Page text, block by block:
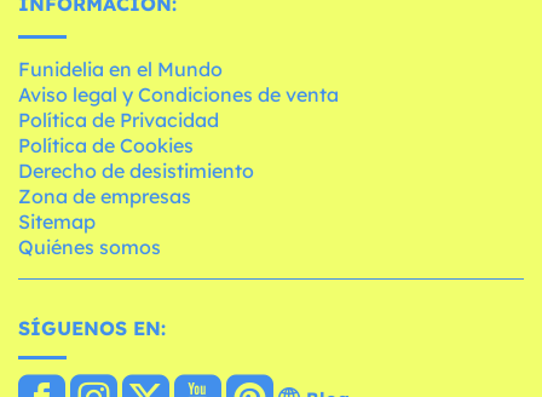
Funidelia en el Mundo
Aviso legal y Condiciones de venta
Política de Privacidad
Política de Cookies
Derecho de desistimiento
Zona de empresas
Sitemap
Quiénes somos
SÍGUENOS EN: